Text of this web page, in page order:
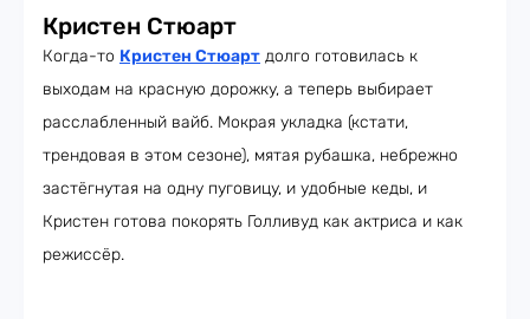
Кристен Стюарт
Когда-то Кристен Стюарт долго готовилась к
выходам на красную дорожку, а теперь выбирает
расслабленный вайб. Мокрая укладка (кстати,
трендовая в этом сезоне), мятая рубашка, небрежно
застёгнутая на одну пуговицу, и удобные кеды, и
Кристен готова покорять Голливуд как актриса и как
режиссёр.